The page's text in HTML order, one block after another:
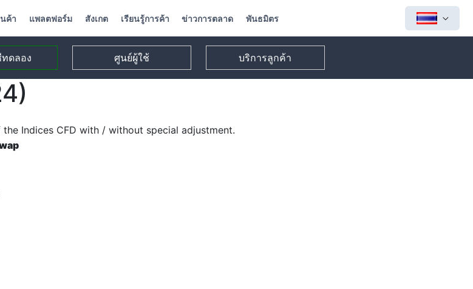
ค้า แพลตฟอร์ม สังเกต เรียนรู้การค้า ข่าวการตลาด พันธมิตร
ดลอง ศูนย์ผู้ใช้ บริการลูกค้า
Indices CFD with / without special adjustment.